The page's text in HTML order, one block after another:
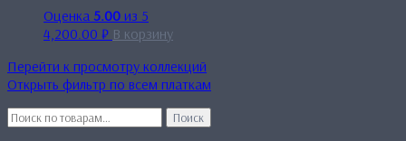
Оценка 5.00 из 5
4,200.00 ₽ В корзину
Перейти к просмотру коллекций
Открыть фильтр по всем платкам
Искать:
Поиск